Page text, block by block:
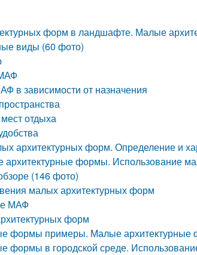
форм в ландшафте. Малые
виды (60 фото)
в зависимости от назначения
отдыха
архитектурных форм. Определение и
формы. Использование
(146 фото)
малых архитектурных форм
МАФ
форм
формы примеры. Малые архитектурные
формы в городской среде.